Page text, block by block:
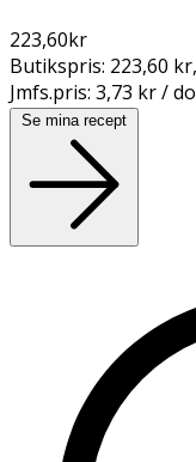
223,60kr
Butikspris: 223,60 kr,
Jmfs.pris: 3,73 kr /
Se mina recept